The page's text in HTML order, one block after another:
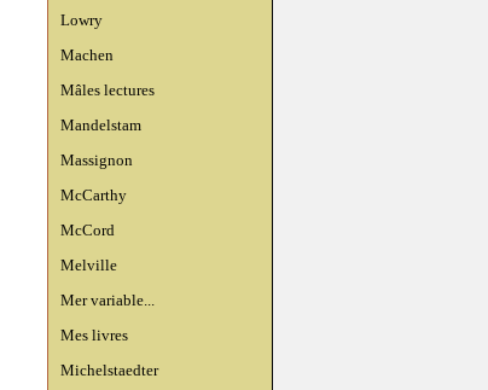
Lowry
Machen
Mâles lectures
Mandelstam
Massignon
McCarthy
McCord
Melville
Mer variable...
Mes livres
Michelstaedter